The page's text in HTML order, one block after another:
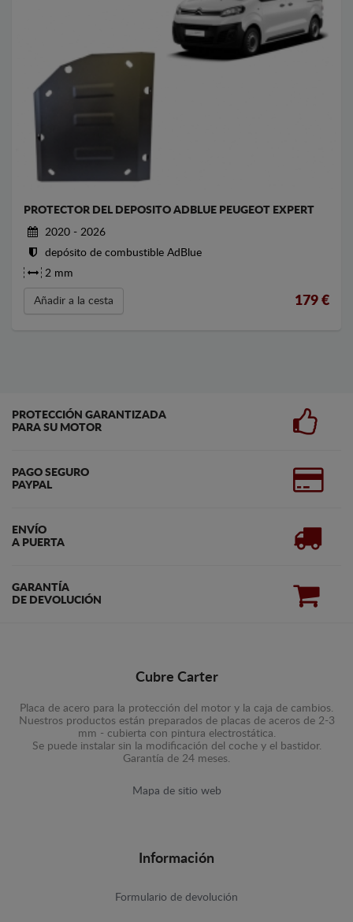
PROTECTOR DEL DEPOSITO ADBLUE PEUGEOT EXPERT
2020 - 2026
depósito de combustible AdBlue
2 mm
Añadir a la cesta 179 €
PROTECCIÓN GARANTIZADA
PARA SU MOTOR
PAGO SEGURO
PAYPAL
ENVÍO
A PUERTA
GARANTÍA
DE DEVOLUCIÓN
Cubre Carter
Placa de acero para la protección del motor y la caja de cambios.
Nuestros productos están preparados de placas de aceros de 2-3
mm - cubierta con pintura electrostática.
Se puede instalar sin la modificación del coche y el bastidor.
Garantía de 24 meses.
Mapa de sitio web
Información
Formulario de devolución